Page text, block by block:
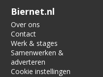
Verification code:
Biernet.nl
Over ons
Contact
Werk & stages
Samenwerken &
adverteren
Cookie instellingen